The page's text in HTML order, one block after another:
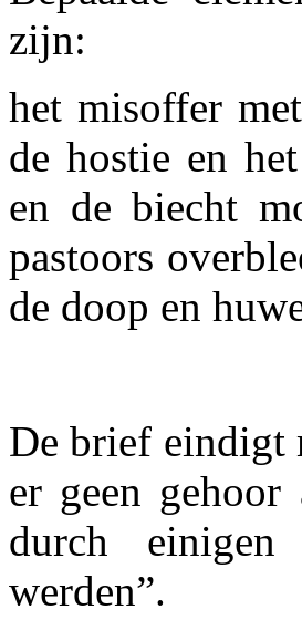
zijn:
het misoffer
de hostie en
en de biecht
pastoors
de doop en
De brief eindigt
er geen gehoor
durch einigen
werden”.